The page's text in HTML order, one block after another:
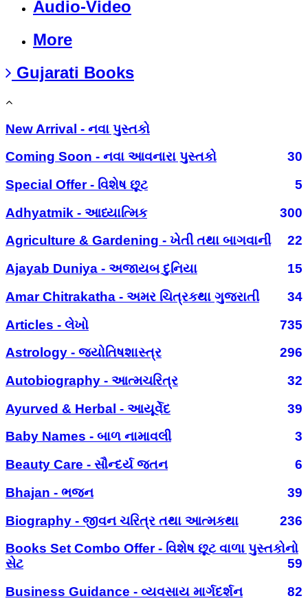
Audio-Video
More
Gujarati Books
New Arrival - નવા પુસ્તકો
Coming Soon - નવા આવનારા પુસ્તકો
30
Special Offer - વિશેષ છૂટ
5
Adhyatmik - આધ્યાત્મિક
300
Agriculture & Gardening - ખેતી તથા બાગવાની
22
Ajayab Duniya - અજાયબ દુનિયા
15
Amar Chitrakatha - અમર ચિત્રકથા ગુજરાતી
34
Articles - લેખો
735
Astrology - જ્યોતિષશાસ્ત્ર
296
Autobiography - આત્મચરિત્ર
32
Ayurved & Herbal - આયૂર્વેદ
39
Baby Names - બાળ નામાવલી
3
Beauty Care - સૌન્દર્ય જતન
6
Bhajan - ભજન
39
Biography - જીવન ચરિત્ર તથા આત્મકથા
236
Books Set Combo Offer - વિશેષ છૂટ વાળા પુસ્તકોનો
સેટ
59
Business Guidance - વ્યવસાય માર્ગદર્શન
82